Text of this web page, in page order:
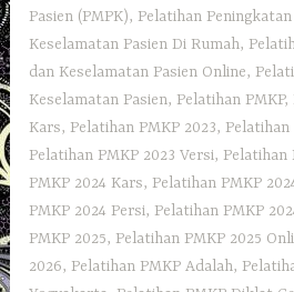
Pasien (PMPK), Pelatihan
Keselamatan Pasien Di Rumah,
dan Keselamatan Pasien Online,
Keselamatan Pasien, Pelatihan PMKP,
Kars, Pelatihan PMKP 2023, Pelatihan
Pelatihan PMKP 2023 Versi, Pelatihan
PMKP 2024 Kars, Pelatihan PMKP
PMKP 2024 Persi, Pelatihan PMKP
PMKP 2025, Pelatihan PMKP 2025
2026, Pelatihan PMKP Adalah,